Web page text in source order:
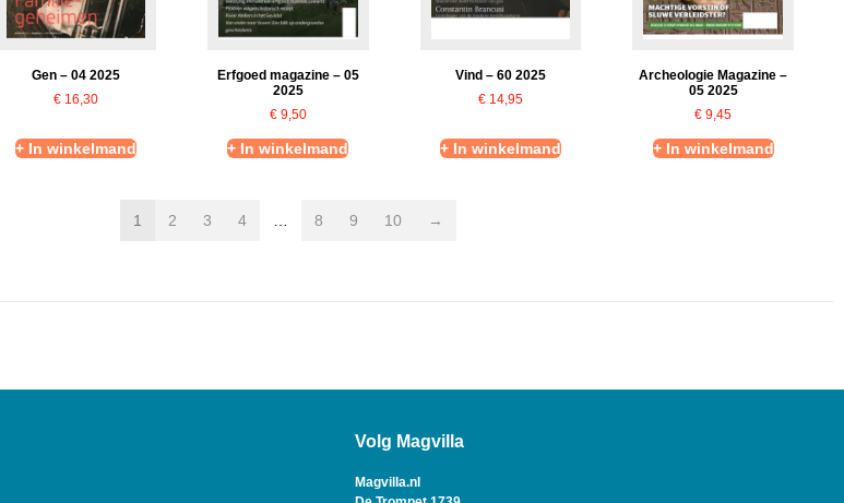
Gen – 04 2025
€16,30
+ In winkelmand
Erfgoed magazine – 05
2025
€9,50
+ In winkelmand
Vind – 60 2025
€ 14,95
+ In winkelmand
Archeologie Magazine –
05 2025
€ 9,45
+ In winkelmand
1 2 3 4 8 9 10 →
Volg Magvilla
Magvilla.nl